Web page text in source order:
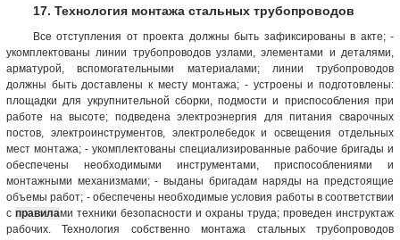
17. Технология монтажа стальных трубопроводов
Все отступления от проекта должны быть зафиксированы в акте; -
укомплектованы линии трубопроводов узлами, элементами и деталями,
арматурой, вспомогательными материалами; линии трубопроводов
должны быть доставлены к месту монтажа; - устроены и подготовлены:
площадки для укрупнительной сборки, подмости и приспособления при
работе на высоте; подведена электроэнергия для питания сварочных
постов, электроинструментов, электролебедок и освещения отдельных
мест монтажа; - укомплектованы специализированные рабочие бригады и
обеспечены необходимыми инструментами, приспособлениями и
монтажными механизмами; - выданы бригадам наряды на предстоящие
объемы работ; - обеспечены необходимые условия работы в соответствии
с правилами техники безопасности и охраны труда; проведен инструктаж
рабочих. Технология собственно монтажа стальных трубопроводов